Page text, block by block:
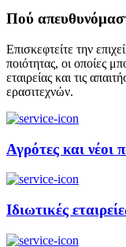
Πού
Επισκεφτείτε την
ποιότητας, οι οποίες
εταιρείας και τις
ερασιτεχνών.
Αγρότες και νέοι
Ιδιωτικές